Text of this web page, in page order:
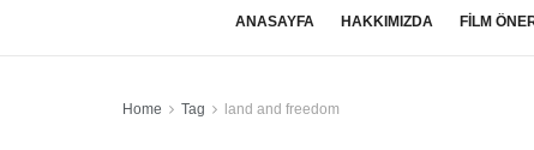
ANASAYFA HAKKIMIZDA FİLM
Home Tag land and freedom